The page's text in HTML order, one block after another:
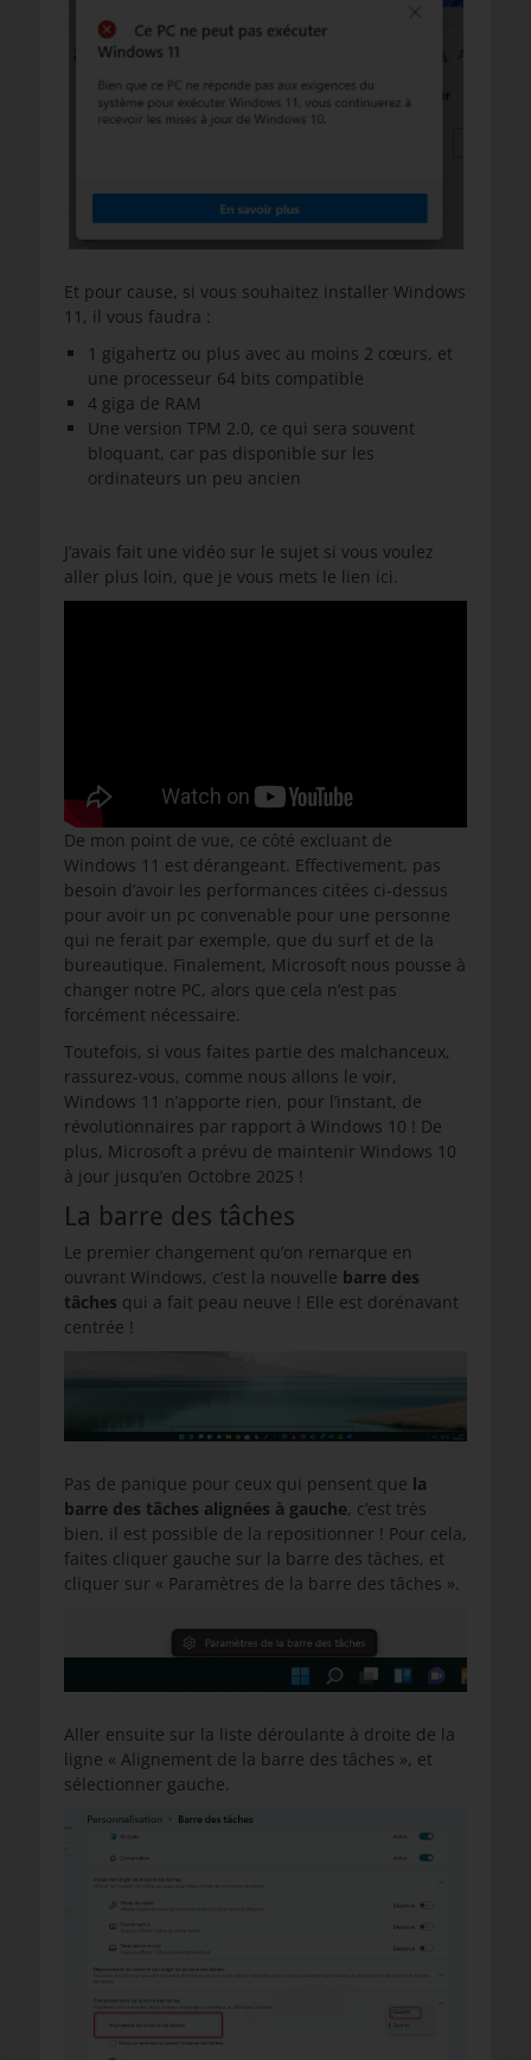
Et pour cause, si vous souhaitez installer Windows
11, il vous faudra :
1 gigahertz ou plus avec au moins 2 cœurs, et
une processeur 64 bits compatible
4 giga de RAM
Une version TPM 2.0, ce qui sera souvent
bloquant, car pas disponible sur les
ordinateurs un peu ancien
J’avais fait une vidéo sur le sujet si vous voulez
aller plus loin, que je vous mets le lien ici.
De mon point de vue, ce côté excluant de
Windows 11 est dérangeant. Effectivement, pas
besoin d’avoir les performances citées ci-dessus
pour avoir un pc convenable pour une personne
qui ne ferait par exemple, que du surf et de la
bureautique. Finalement, Microsoft nous pousse à
changer notre PC, alors que cela n’est pas
forcément nécessaire.
Toutefois, si vous faites partie des malchanceux,
rassurez-vous, comme nous allons le voir,
Windows 11 n’apporte rien, pour l’instant, de
révolutionnaires par rapport à Windows 10 ! De
plus, Microsoft a prévu de maintenir Windows 10
à jour jusqu’en Octobre 2025 !
La barre des tâches
Le premier changement qu’on remarque en
ouvrant Windows, c’est la nouvelle barre des
tâches qui a fait peau neuve ! Elle est dorénavant
centrée !
Pas de panique pour ceux qui pensent que la
barre des tâches alignées à gauche, c’est très
bien, il est possible de la repositionner ! Pour cela,
faites cliquer gauche sur la barre des tâches, et
cliquer sur « Paramètres de la barre des tâches ».
Aller ensuite sur la liste déroulante à droite de la
ligne « Alignement de la barre des tâches », et
sélectionner gauche.